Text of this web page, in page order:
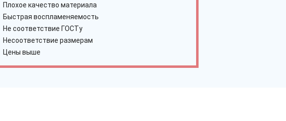
Плохое качество материала
Быстрая воспламеняемость
Не соответствие ГОСТу
Несоответствие размерам
Цены выше